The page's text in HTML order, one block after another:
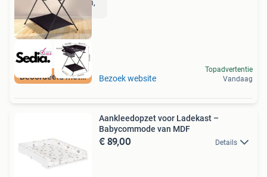
Beoordeeld met 9+ Bezoek website
Topadvertentie
Vandaag
Aankleedopzet voor Ladekast –
Babycommode van MDF
€ 89,00 Details